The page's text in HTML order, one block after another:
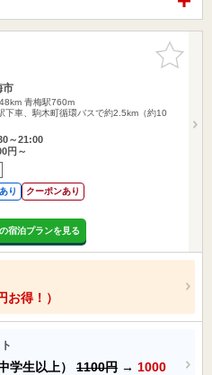
お気に入
りに追加
市
青梅駅760m
下車、駒木町循環バスで約2.5km（約10
～21:00
円～
り クーポンあり
宿泊プランを見る
お得！）
学生以上） 1100円 → 1000